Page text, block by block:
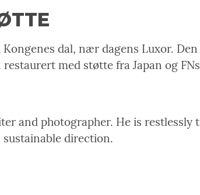
dal, nær dagens Luxor.
restaurert med støtte fra Japan og
and photographer. He is
direction.